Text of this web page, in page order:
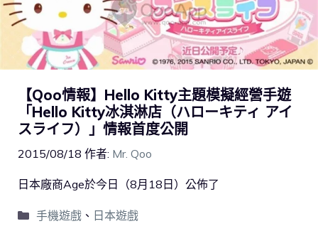
【Qoo情報】Hello Kitty主題模擬經營手遊
「Hello Kitty冰淇淋店（ハローキティ アイ
スライフ）」情報首度公開
2015/08/18 作者: Mr. Qoo
日本廠商Age於今日（8月18日）公佈了
手機遊戲、 日本遊戲